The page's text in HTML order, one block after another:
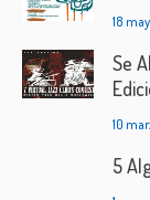
18
Se
10
5